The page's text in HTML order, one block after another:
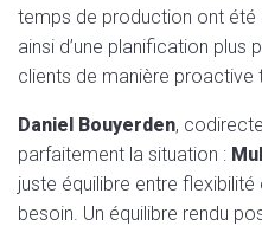
temps de production ont
ainsi d’une planification plus
clients de manière proactive
Daniel Bouyerden,
parfaitement la situation :
juste équilibre entre
besoin. Un équilibre rendu